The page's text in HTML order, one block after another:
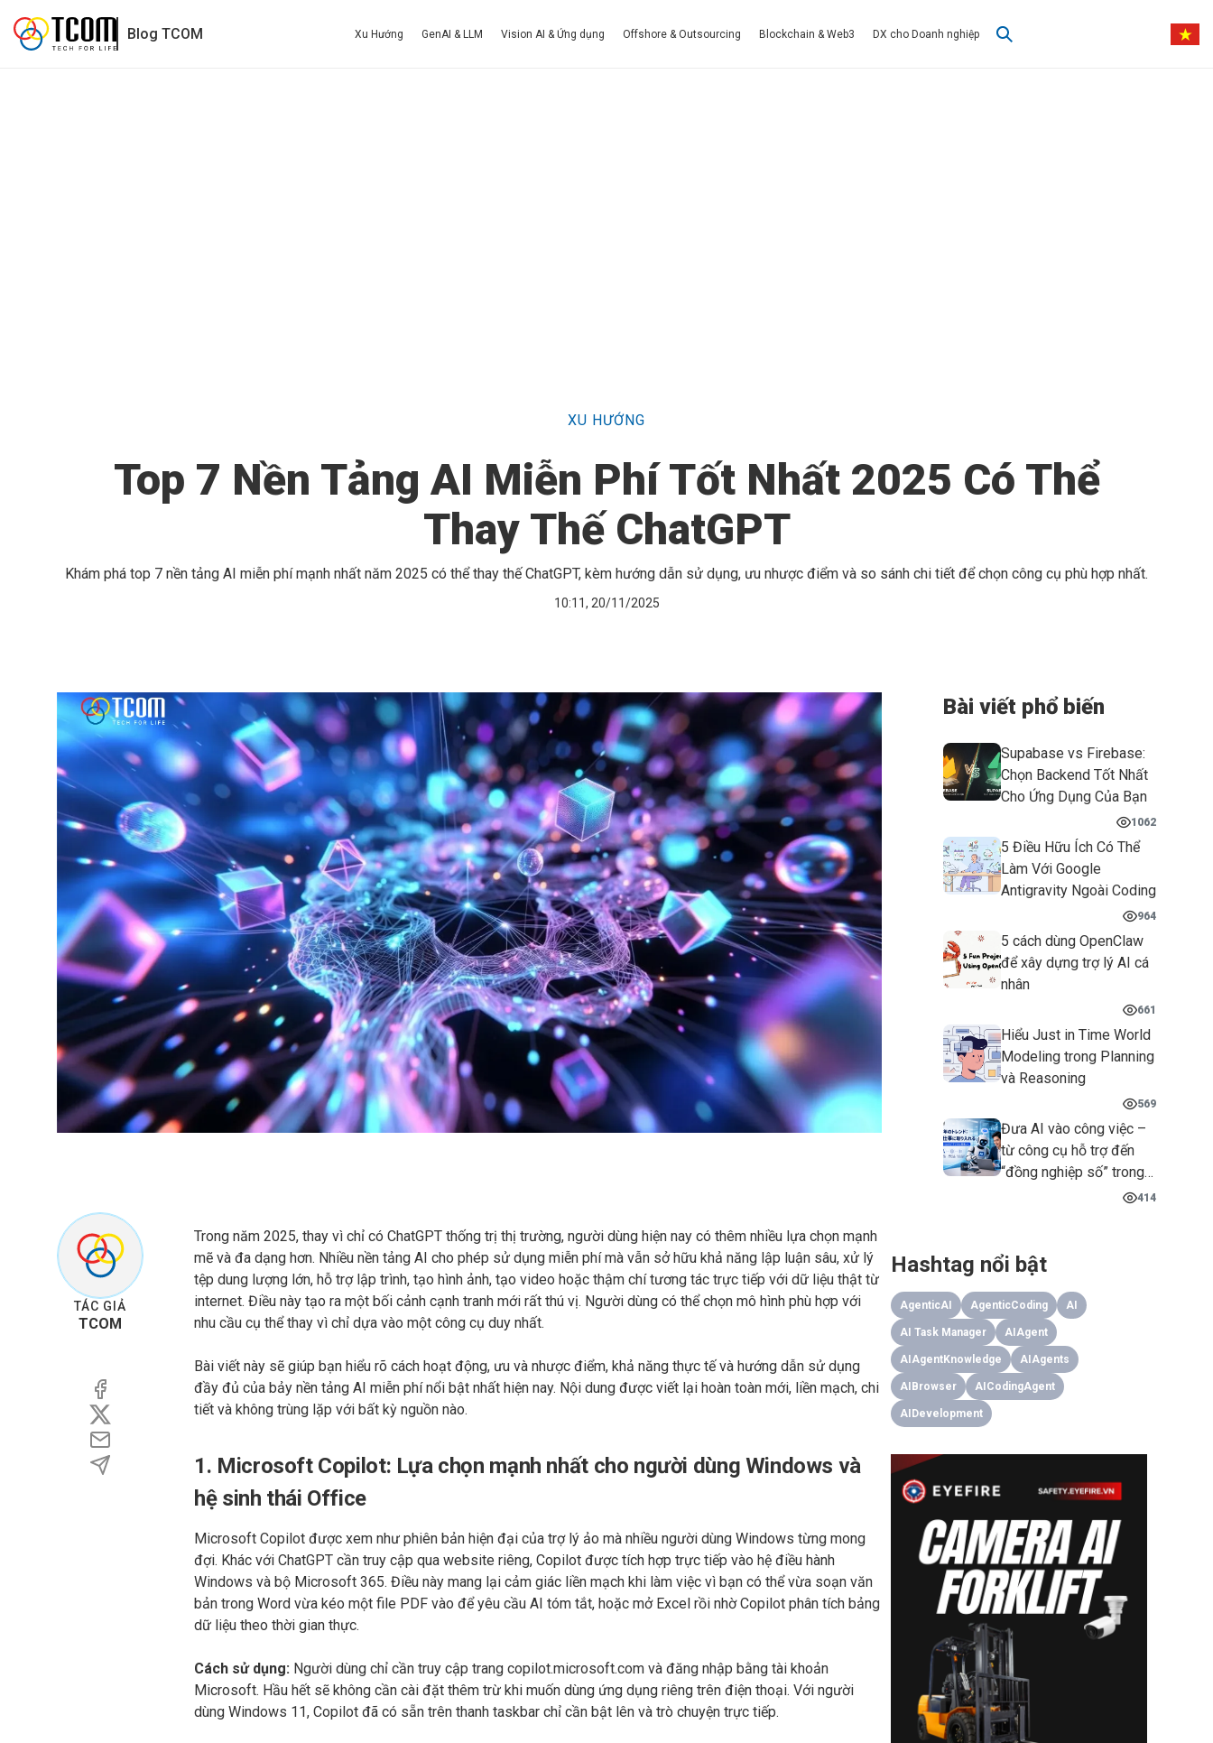
Blog TCOM Xu Hướng GenAI & LLM Vision AI & Ứng dụng Offshore & Outsourcing Blockchain & Web3 DX cho Doanh nghiệp
XU HƯỚNG
Top 7 Nền Tảng AI Miễn Phí Tốt Nhất 2025 Có Thể
Thay Thế ChatGPT
Khám phá top 7 nền tảng AI miễn phí mạnh nhất năm 2025 có thể thay thế ChatGPT, kèm hướng dẫn sử dụng, ưu nhược điểm và so sánh chi tiết để chọn công cụ phù hợp nhất.
10:11, 20/11/2025
Bài viết phổ biến
Supabase vs Firebase:
Chọn Backend Tốt Nhất
Cho Ứng Dụng Của Bạn
1062
5 Điều Hữu Ích Có Thể
Làm Với Google
Antigravity Ngoài Coding
964
5 cách dùng OpenClaw
để xây dựng trợ lý AI cá
nhân
661
Hiểu Just in Time World
Modeling trong Planning
và Reasoning
569
Đưa AI vào công việc –
từ công cụ hỗ trợ đến
“đồng nghiệp số” trong
414
TÁC GIẢ
TCOM
Trong năm 2025, thay vì chỉ có ChatGPT thống trị thị trường, người dùng hiện nay có thêm nhiều lựa chọn mạnh
mẽ và đa dạng hơn. Nhiều nền tảng AI cho phép sử dụng miễn phí mà vẫn sở hữu khả năng lập luận sâu, xử lý
tệp dung lượng lớn, hỗ trợ lập trình, tạo hình ảnh, tạo video hoặc thậm chí tương tác trực tiếp với dữ liệu thật từ
internet. Điều này tạo ra một bối cảnh cạnh tranh mới rất thú vị. Người dùng có thể chọn mô hình phù hợp với
nhu cầu cụ thể thay vì chỉ dựa vào một công cụ duy nhất.
Bài viết này sẽ giúp bạn hiểu rõ cách hoạt động, ưu và nhược điểm, khả năng thực tế và hướng dẫn sử dụng
đầy đủ của bảy nền tảng AI miễn phí nổi bật nhất hiện nay. Nội dung được viết lại hoàn toàn mới, liền mạch, chi
tiết và không trùng lặp với bất kỳ nguồn nào.
1. Microsoft Copilot: Lựa chọn mạnh nhất cho người dùng Windows và
hệ sinh thái Office
Microsoft Copilot được xem như phiên bản hiện đại của trợ lý ảo mà nhiều người dùng Windows từng mong
đợi. Khác với ChatGPT cần truy cập qua website riêng, Copilot được tích hợp trực tiếp vào hệ điều hành
Windows và bộ Microsoft 365. Điều này mang lại cảm giác liền mạch khi làm việc vì bạn có thể vừa soạn văn
bản trong Word vừa kéo một file PDF vào để yêu cầu AI tóm tắt, hoặc mở Excel rồi nhờ Copilot phân tích bảng
dữ liệu theo thời gian thực.
Cách sử dụng: Người dùng chỉ cần truy cập trang copilot.microsoft.com và đăng nhập bằng tài khoản
Microsoft. Hầu hết sẽ không cần cài đặt thêm trừ khi muốn dùng ứng dụng riêng trên điện thoại. Với người
dùng Windows 11, Copilot đã có sẵn trên thanh taskbar chỉ cần bật lên và trò chuyện trực tiếp.
Hashtag nổi bật
AgenticAI AgenticCoding AI
AI Task Manager AIAgent
AIAgentKnowledge AIAgents
AIBrowser AICodingAgent
AIDevelopment